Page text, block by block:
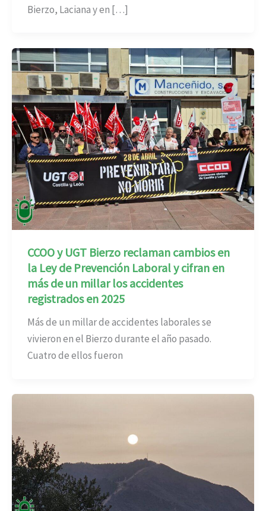
Bierzo, Laciana y en […]
CCOO y UGT Bierzo reclaman cambios en
la Ley de Prevención Laboral y cifran en
más de un millar los accidentes
registrados en 2025
Más de un millar de accidentes laborales se
vivieron en el Bierzo durante el año pasado.
Cuatro de ellos fueron